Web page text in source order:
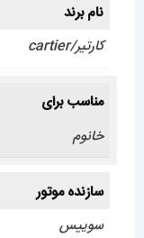
نام برند
کارتیر/cartier
مناسب برای
خانوم
سازنده موتور
سوییس